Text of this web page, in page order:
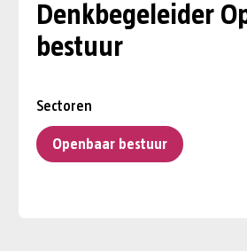
Denkbegeleider
bestuur
Sectoren
Openbaar bestuur